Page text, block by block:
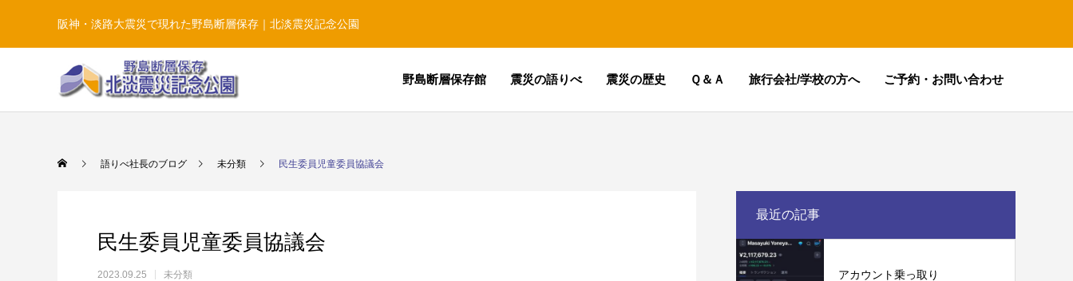
阪神・淡路大震災で現れた野島断層保存｜北淡震災記念公園
野島断層保存館 震災の語りべ 震災の歴史 Ｑ＆Ａ 旅行会社/学校の方へ ご予約・お問い合わせ
語りべ社長のブログ 未分類 民生委員児童委員協議会
民生委員児童委員協議会
2023.09.25 未分類
最近の記事
アカウント乗っ取り